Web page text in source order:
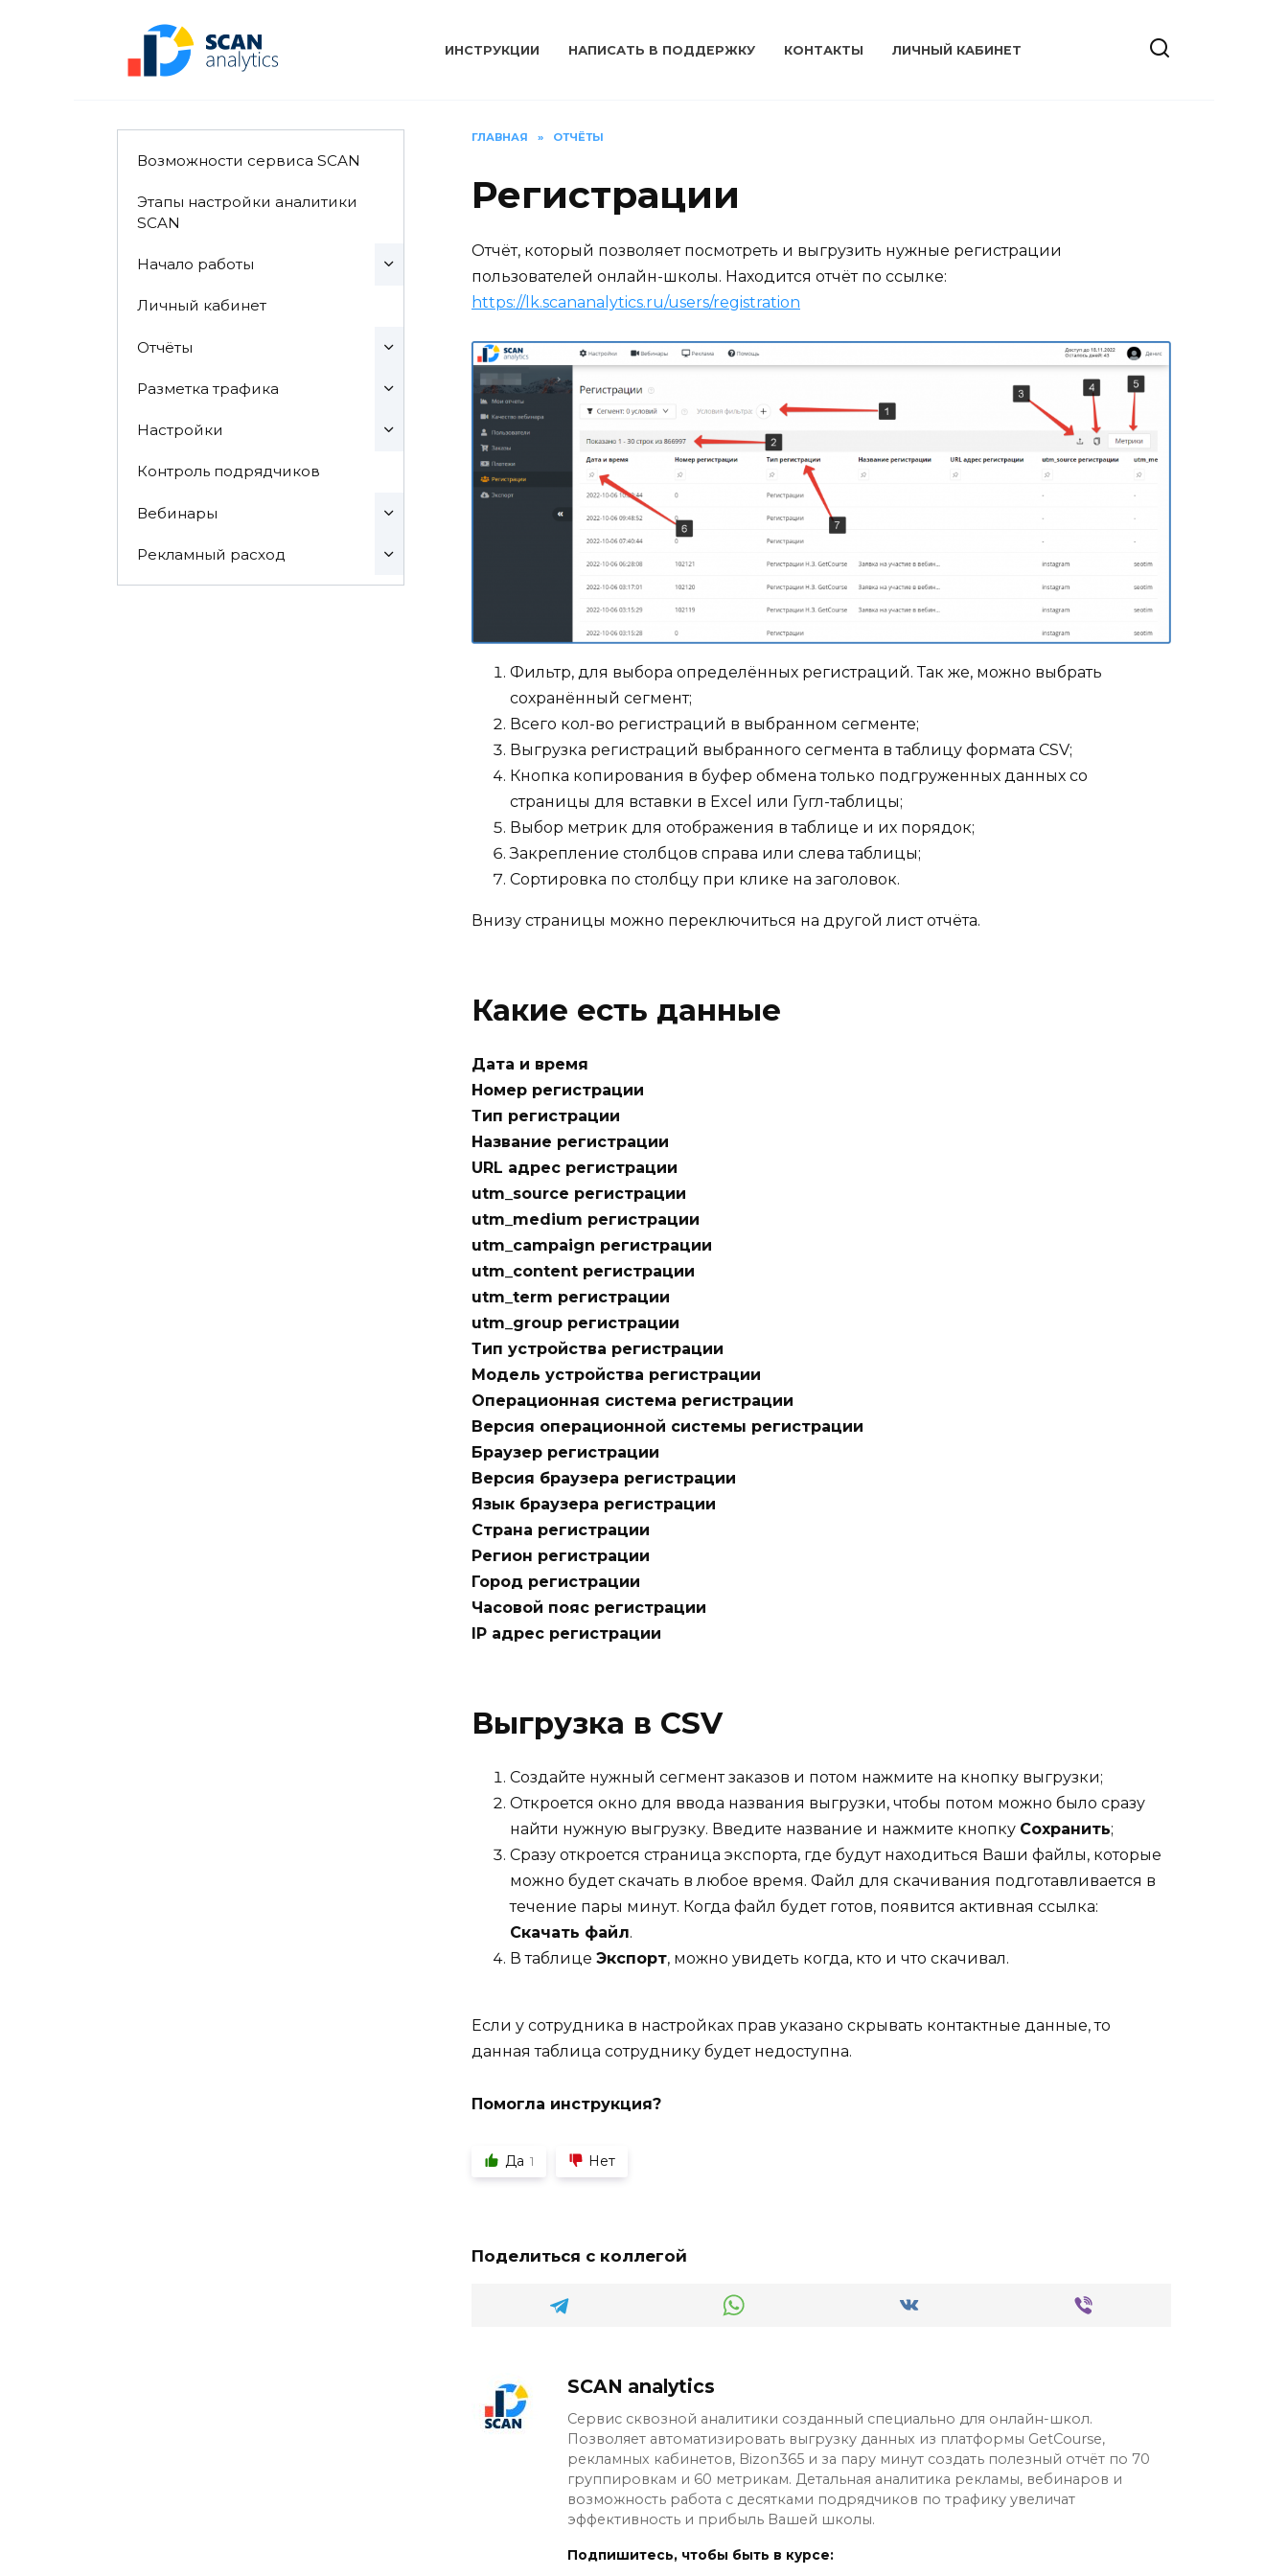
ИНСТРУКЦИИ НАПИСАТЬ В ПОДДЕРЖКУ КОНТАКТЫ ЛИЧНЫЙ КАБИНЕТ
ГЛАВНАЯ » ОТЧЁТЫ
Регистрации
Отчёт, который позволяет посмотреть и выгрузить нужные регистрации
пользователей онлайн-школы. Находится отчёт по ссылке:
https://lk.scananalytics.ru/users/registration
Фильтр, для выбора определённых регистраций. Так же, можно выбрать
сохранённый сегмент;
Всего кол-во регистраций в выбранном сегменте;
Выгрузка регистраций выбранного сегмента в таблицу формата CSV;
Кнопка копирования в буфер обмена только подгруженных данных со
страницы для вставки в Excel или Гугл-таблицы;
Выбор метрик для отображения в таблице и их порядок;
Закрепление столбцов справа или слева таблицы;
Сортировка по столбцу при клике на заголовок.
Внизу страницы можно переключиться на другой лист отчёта.
Какие есть данные
Дата и время
Номер регистрации
Тип регистрации
Название регистрации
URL адрес регистрации
utm_source регистрации
utm_medium регистрации
utm_campaign регистрации
utm_content регистрации
utm_term регистрации
utm_group регистрации
Тип устройства регистрации
Модель устройства регистрации
Операционная система регистрации
Версия операционной системы регистрации
Браузер регистрации
Версия браузера регистрации
Язык браузера регистрации
Страна регистрации
Регион регистрации
Город регистрации
Часовой пояс регистрации
IP адрес регистрации
Выгрузка в CSV
Создайте нужный сегмент заказов и потом нажмите на кнопку выгрузки;
Откроется окно для ввода названия выгрузки, чтобы потом можно было сразу
найти нужную выгрузку. Введите название и нажмите кнопку Сохранить;
Сразу откроется страница экспорта, где будут находиться Ваши файлы, которые
можно будет скачать в любое время. Файл для скачивания подготавливается в
течение пары минут. Когда файл будет готов, появится активная ссылка:
Скачать файл.
В таблице Экспорт, можно увидеть когда, кто и что скачивал.
Если у сотрудника в настройках прав указано скрывать контактные данные, то
данная таблица сотруднику будет недоступна.
Помогла инструкция?
Да 1 Нет
Поделиться с коллегой
SCAN analytics
Сервис сквозной аналитики созданный специально для онлайн-школ.
Позволяет автоматизировать выгрузку данных из платформы GetCourse,
рекламных кабинетов, Bizon365 и за пару минут создать полезный отчёт по 70
группировкам и 60 метрикам. Детальная аналитика рекламы, вебинаров и
возможность работа с десятками подрядчиков по трафику увеличат
эффективность и прибыль Вашей школы.
Подпишитесь, чтобы быть в курсе:
Возможности сервиса SCAN
Этапы настройки аналитики
SCAN
Начало работы
Личный кабинет
Отчёты
Разметка трафика
Настройки
Контроль подрядчиков
Вебинары
Рекламный расход